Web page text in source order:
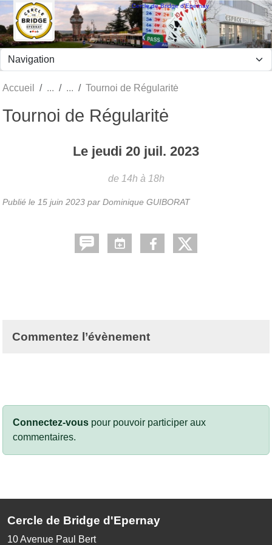
Cercle de Bridge d'Epernay
Accueil Tournoi de Régularitė
Tournoi de Régularitė
Le jeudi 20 juil. 2023
de 14h à 18h
Publié le 15 juin 2023 par Dominique GUIBORAT
Commentez l’évènement
Connectez-vous pour pouvoir participer aux
commentaires.
Cercle de Bridge d'Epernay
10 Avenue Paul Bert
Panneau de gestion des cookies